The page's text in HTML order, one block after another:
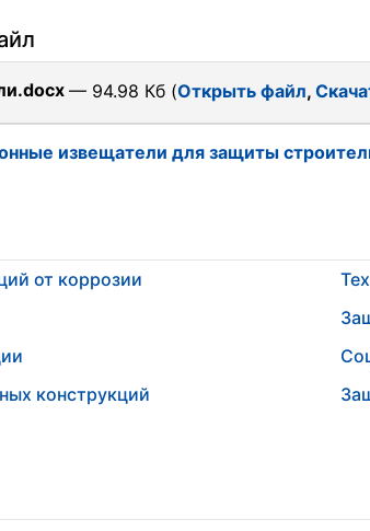
— 94.98 Кб (Открыть файл,
извещатели для защиты
от коррозии
конструкций